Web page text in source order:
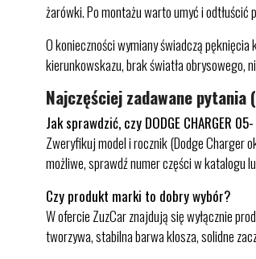
żarówki. Po montażu warto umyć i
O konieczności wymiany świadczą
kierunkowskazu, brak światła obrysowego,
Najczęściej zadawane pytania
Jak sprawdzić, czy DODGE CHARGER
Zweryfikuj model i rocznik (Dodge Charger
możliwe, sprawdź numer części w katalogu
Czy produkt marki to dobry wybór?
W ofercie ZuzCar znajdują się wyłącznie
tworzywa, stabilna barwa klosza, solidne